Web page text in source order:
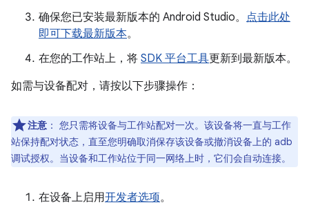
确保您已安装最新版本的 Android Studio。 点击此处
即可下载最新版本。
在您的工作站上，将 SDK 平台工具更新到最新版本。
如需与设备配对，请按以下步骤操作：
注意 ： 您只需将设备与工作站配对一次。该设备将一直与工作
站保持配对状态，直至您明确取消保存该设备或撤消设备上的 adb
调试授权。当设备和工作站位于同一网络上时，它们会自动连接。
在设备上启用开发者选项。